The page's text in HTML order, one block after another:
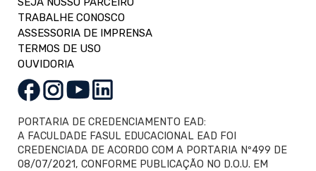
TRABALHE CONOSCO
ASSESSORIA DE IMPRENSA
TERMOS DE USO
OUVIDORIA
PORTARIA DE CREDENCIAMENTO EAD:
A FACULDADE FASUL EDUCACIONAL EAD FOI
CREDENCIADA DE ACORDO COM A PORTARIA Nº499 DE
08/07/2021, CONFORME PUBLICAÇÃO NO D.O.U. EM